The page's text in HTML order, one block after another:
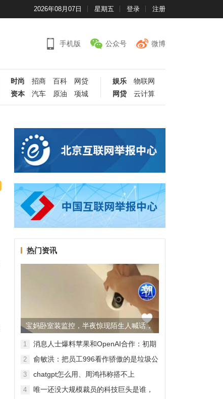
2026年08月07日 星期五 登录 注册
手机版 公众号 微博
时尚 招商 百科
网贷
资本
汽车 原油 项城
娱乐
物联网
网贷
云计算
热门资讯
宝妈卧室装监控，半夜惊现陌生人喊话，
警方已介入调查
1
消息人士爆料苹果和OpenAI合作：初期
无现金交易、未来探索分成佣金
2
俞敏洪：把员工996看作骄傲的是垃圾公
司，建议24节气都放假
3
chatgpt怎么用、周鸿祎称搭不上
ChatGPT企业会被淘汰
4
唯一还没大规模裁员的科技巨头是谁，